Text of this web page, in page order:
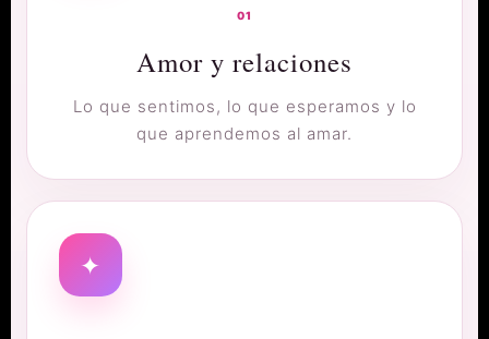
01
Amor y relaciones
Lo que sentimos, lo que esperamos y lo
que aprendemos al amar.
✦